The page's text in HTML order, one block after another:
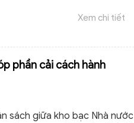
Xem chi tiết
phần cải cách hành
sách giữa kho bạc Nhà nước